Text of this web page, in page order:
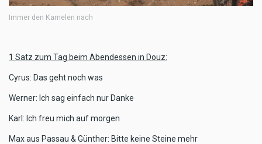
Immer den Kamelen nach
1 Satz zum Tag beim Abendessen in Douz:
Cyrus: Das geht noch was
Werner: Ich sag einfach nur Danke
Karl: Ich freu mich auf morgen
Max aus Passau & Günther: Bitte keine Steine mehr